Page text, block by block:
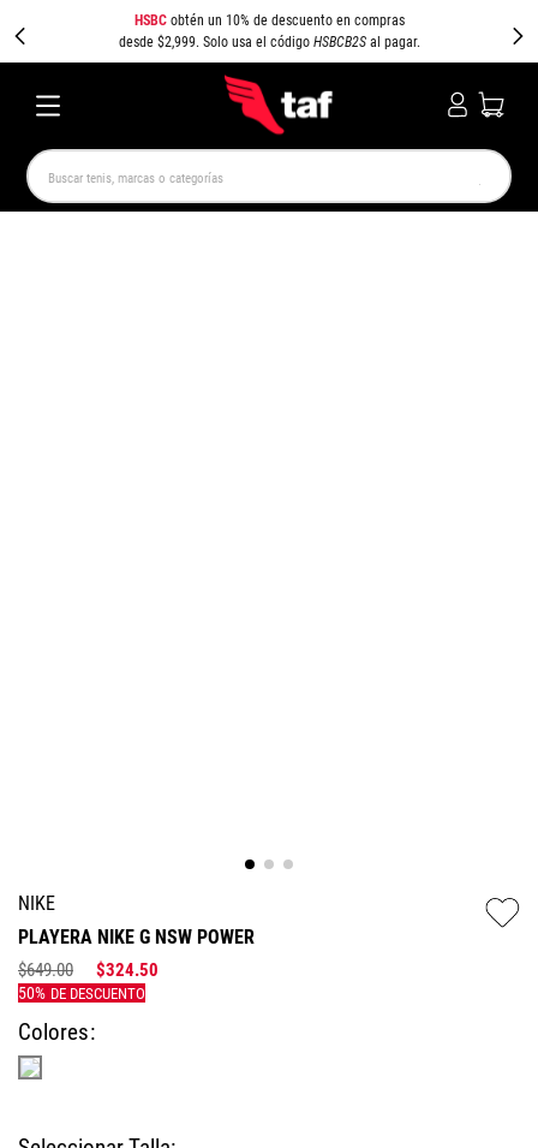
HSBCobtén un 10% de descuento en compras
desde $2,999. Solo usa el código HSBCB2Sal pagar.
Buscar tenis, marcas o categorías
NIKE
PLAYERA NIKE G NSW POWER
$649.00 $324.50
Colores